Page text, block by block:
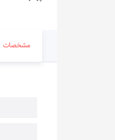
مشخصات